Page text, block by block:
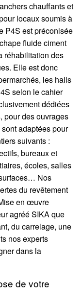
chauffants et
locaux soumis à
P4S est préconisée
fluide ciment
réhabilitation des
Elle est donc
les halls
selon le cahier
dédiées
pour des ouvrages
adaptées pour
suivants :
bureaux et
écoles, salles
Nos
du revêtement
en œuvre
agréé SIKA que
du carrelage, une
nos experts
dans la
de votre